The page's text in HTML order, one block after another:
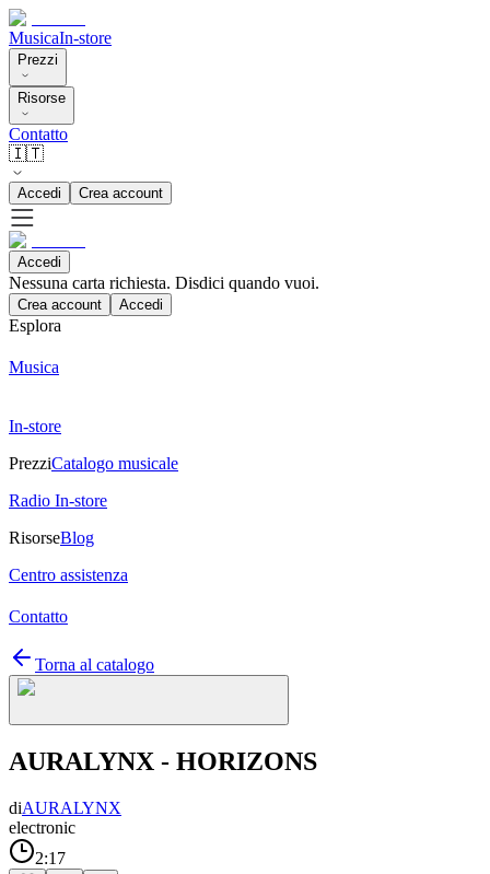
MusicaIn-store
Prezzi
Risorse
Contatto
🇮🇹
Accedi Crea account
Accedi
Nessuna carta richiesta. Disdici quando vuoi.
Crea account Accedi
Esplora
Musica
In-store
PrezziCatalogo musicale
Radio In-store
RisorseBlog
Centro assistenza
Contatto
Torna al catalogo
AURALYNX - HORIZONS
diAURALYNX
electronic
2:17